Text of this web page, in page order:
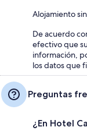
Alojamiento
De acuerdo
efectivo que
información,
los datos que
Preguntas
¿En Hotel